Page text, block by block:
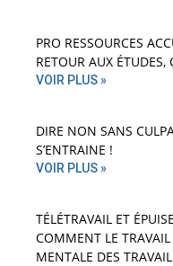
PRO RESSOURCES
RETOUR AUX ÉTUDES,
VOIR PLUS »
DIRE NON SANS
S’ENTRAINE !
VOIR PLUS »
TÉLÉTRAVAIL ET
COMMENT LE
MENTALE DES